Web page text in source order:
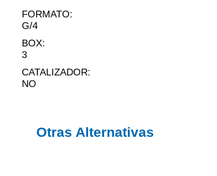
FORMATO:
G/4
BOX:
3
CATALIZADOR:
NO
Otras Alternativas